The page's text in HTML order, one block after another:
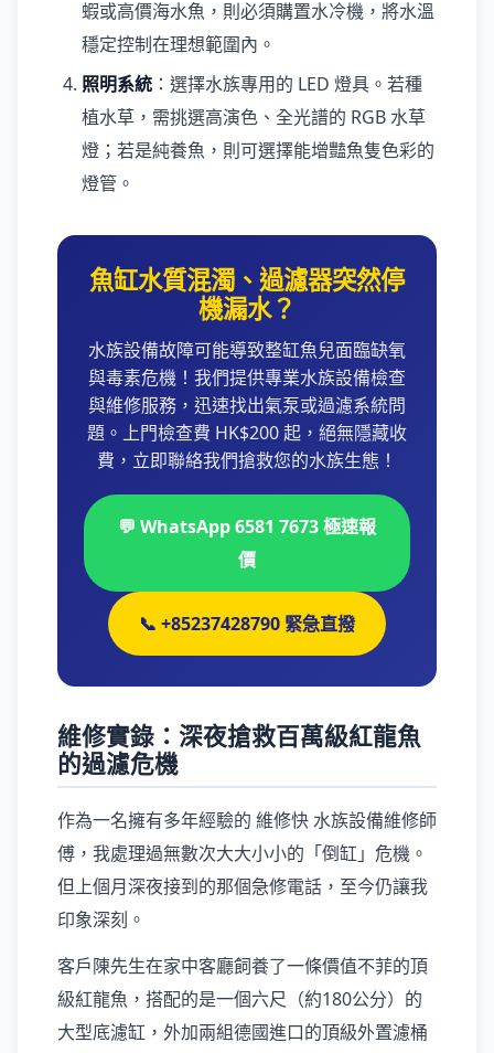
蝦或高價海水魚，則必須購置水冷機，將水溫
穩定控制在理想範圍內。
照明系統 ：選擇水族專用的 LED 燈具。若種
植水草，需挑選高演色、全光譜的 RGB 水草
燈；若是純養魚，則可選擇能增豔魚隻色彩的
燈管。
魚缸水質混濁、過濾器突然停
機漏水？
水族設備故障可能導致整缸魚兒面臨缺氧
與毒素危機！我們提供專業水族設備檢查
與維修服務，迅速找出氣泵或過濾系統問
題。上門檢查費 HK$200 起，絕無隱藏收
費，立即聯絡我們搶救您的水族生態！
💬 WhatsApp 6581 7673 極速報
價
📞 +85237428790 緊急直撥
維修實錄：深夜搶救百萬級紅龍魚
的過濾危機
作為一名擁有多年經驗的 維修快 水族設備維修師
傅，我處理過無數次大大小小的「倒缸」危機。
但上個月深夜接到的那個急修電話，至今仍讓我
印象深刻。
客戶陳先生在家中客廳飼養了一條價值不菲的頂
級紅龍魚，搭配的是一個六尺（約180公分）的
大型底濾缸，外加兩組德國進口的頂級外置濾桶